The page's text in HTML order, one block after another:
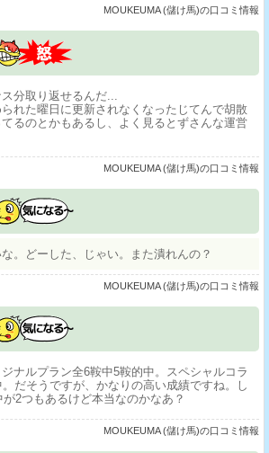
MOUKEUMA (儲け馬)の口コミ情報
分取り返せるんだ...
れた曜日に更新されなくなったじてんで胡散
るのとかもあるし、よく見るとずさんな運営
MOUKEUMA (儲け馬)の口コミ情報
。どーした、じゃい。また潰れんの？
MOUKEUMA (儲け馬)の口コミ情報
ナルプラン全6鞍中5鞍的中。スペシャルコラ
だそうですが、かなりの高い成績ですね。し
2つもあるけど本当なのかなあ？
MOUKEUMA (儲け馬)の口コミ情報